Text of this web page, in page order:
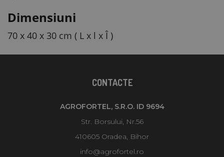
Dimensiuni
70 x 40 x 30 cm ( L x l x Î )
CONTACTE
AGROFORTEL, S.R.O. ID 9694
Str. Borsului, Nr.56
410605 Oradea, Bihor
info@agrofortel.ro